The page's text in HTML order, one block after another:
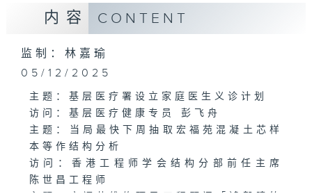
内容 CONTENT
监制：林嘉瑜
05/12/2025
主题：基层医疗署设立家庭医生义诊计划
访问：基层医疗健康专员 彭飞舟
主题：当局最快下周抽取宏福苑混凝土芯样
本等作结构分析
访问：香港工程师学会结构分部前任主席
陈世昌工程师